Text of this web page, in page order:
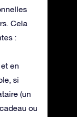
Cela
:
en
si
(un
ou